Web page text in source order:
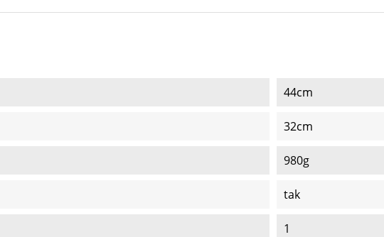
44cm
32cm
980g
tak
1